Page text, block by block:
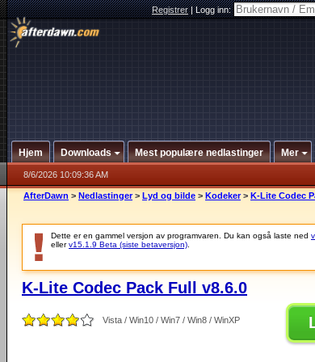
Registrer|Logg inn:
Hjem Downloads Mest populære nedlastinger Mer
8/6/2026 10:09:36 AM
AfterDawn > Nedlastinger > Lyd og bilde > Kodeker > K-Lite Codec
Dette er en gammel versjon av programvaren. Du kan også laste ned
ellerv15.1.9 Beta (siste betaversjon)
K-Lite Codec Pack Full v8.6.0
Vista / Win10 / Win7 / Win8 / WinXP